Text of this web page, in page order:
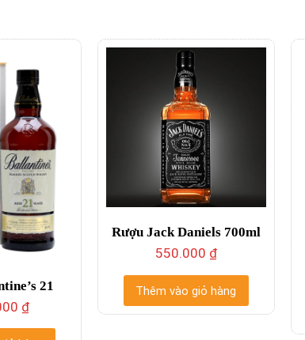
21
₫
Rượu Jack Daniels 700ml
550.000 ₫
Thêm vào giỏ hàng